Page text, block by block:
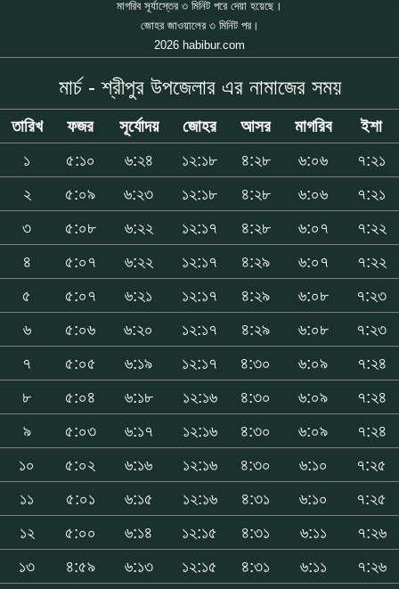
মাগরিব সূর্যাস্তের ৩ মিনিট পরে দেয়া হয়েছে।
জোহর জাওয়ালের ৩ মিনিট পর।
2026 habibur.com
মার্চ - শ্রীপুর উপজেলার এর নামাজের সময়
তারিখ ফজর সূর্যোদয় জোহর আসর মাগরিব
ইশা
১
৫:১০ ৬:২৪ ১২:১৮ ৪:২৮ ৬:০৬
৭:২১
২
৫:০৯ ৬:২৩ ১২:১৮ ৪:২৮ ৬:০৬
৭:২১
৩
৫:০৮ ৬:২২ ১২:১৭ ৪:২৮ ৬:০৭
৭:২২
৪
৫:০৭ ৬:২২ ১২:১৭ ৪:২৯ ৬:০৭
৭:২২
৫
৫:০৭ ৬:২১ ১২:১৭ ৪:২৯ ৬:০৮
৭:২৩
৬
৫:০৬ ৬:২০ ১২:১৭ ৪:২৯ ৬:০৮
৭:২৩
৭
৫:০৫ ৬:১৯ ১২:১৭ ৪:৩০ ৬:০৯
৭:২৪
৮
৫:০৪ ৬:১৮ ১২:১৬ ৪:৩০ ৬:০৯
৭:২৪
৯
৫:০৩ ৬:১৭ ১২:১৬ ৪:৩০ ৬:০৯
৭:২৪
১০
৫:০২ ৬:১৬ ১২:১৬ ৪:৩০ ৬:১০
৭:২৫
১১
৫:০১ ৬:১৫ ১২:১৬ ৪:৩১ ৬:১০
৭:২৫
১২
৫:০০ ৬:১৪ ১২:১৫ ৪:৩১ ৬:১১
৭:২৬
১৩
৪:৫৯ ৬:১৩ ১২:১৫ ৪:৩১ ৬:১১
৭:২৬